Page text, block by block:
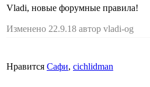
Vladi, новые форумные правила!
Изменено 22.9.18 автор vladi-og
Нравится Сафи, cichlidman